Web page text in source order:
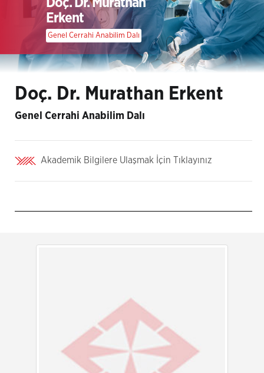
Doç. Dr. Murathan
Erkent
Genel Cerrahi Anabilim Dalı
Doç. Dr. Murathan Erkent
Genel Cerrahi Anabilim Dalı
Akademik Bilgilere Ulaşmak İçin Tıklayınız